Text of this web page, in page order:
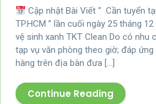
Cập nhật Bài Viết “ Cần tuyển
TP.HCM ” lần cuối ngày 25 tháng
vệ sinh xanh TKT Clean Do có nhu
tạp vụ văn phòng theo giờ; đáp
hàng trên địa bàn đưa […]
Continue Reading